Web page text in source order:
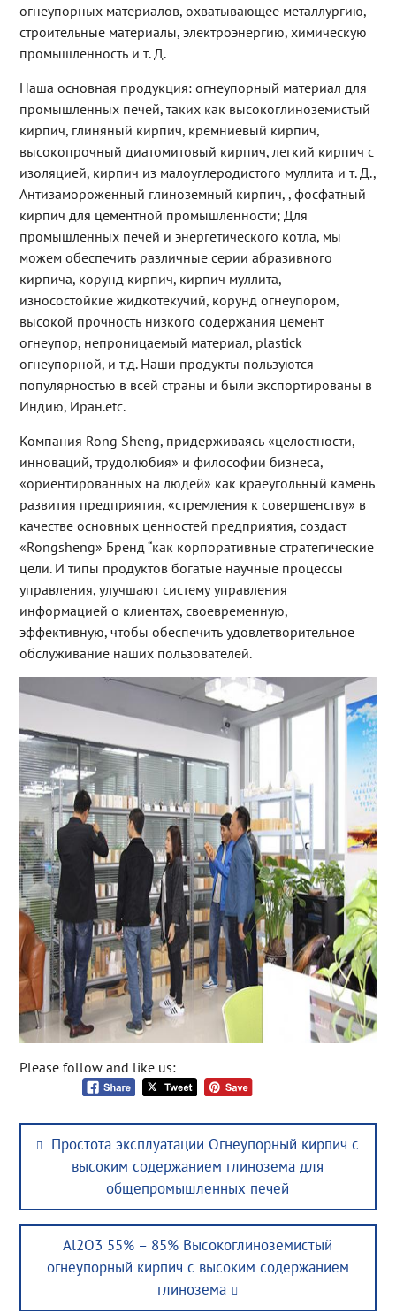
огнеупорных материалов, охватывающее металлургию,
строительные материалы, электроэнергию, химическую
промышленность и т. Д.
Наша основная продукция: огнеупорный материал для
промышленных печей, таких как высокоглиноземистый
кирпич, глиняный кирпич, кремниевый кирпич,
высокопрочный диатомитовый кирпич, легкий кирпич с
изоляцией, кирпич из малоуглеродистого муллита и т. Д.,
Антизамороженный глиноземный кирпич, , фосфатный
кирпич для цементной промышленности; Для
промышленных печей и энергетического котла, мы
можем обеспечить различные серии абразивного
кирпича, корунд кирпич, кирпич муллита,
износостойкие жидкотекучий, корунд огнеупором,
высокой прочность низкого содержания цемент
огнеупор, непроницаемый материал, plastick
огнеупорной, и т.д. Наши продукты пользуются
популярностью в всей страны и были экспортированы в
Индию, Иран.etc.
Компания Rong Sheng, придерживаясь «целостности,
инноваций, трудолюбия» и философии бизнеса,
«ориентированных на людей» как краеугольный камень
развития предприятия, «стремления к совершенству» в
качестве основных ценностей предприятия, создаст
«Rongsheng» Бренд “как корпоративные стратегические
цели. И типы продуктов богатые научные процессы
управления, улучшают систему управления
информацией о клиентах, своевременную,
эффективную, чтобы обеспечить удовлетворительное
обслуживание наших пользователей.
Please follow and like us:
Post
navigation
Previous
post:
Простота эксплуатации Огнеупорный кирпич с
высоким содержанием глинозема для
общепромышленных печей
Next
post:
Al2O3 55% – 85% Высокоглиноземистый
огнеупорный кирпич с высоким содержанием
глинозема